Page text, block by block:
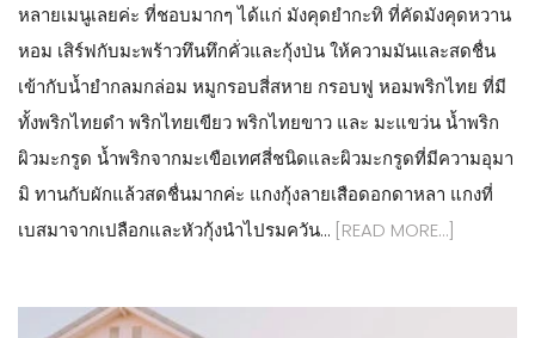
หลายเมนูเลยค่ะ ที่ชอบมากๆ ได้แก่ มังคุดยำกะทิ ที่คัดมังคุดหวาน
หอม เสิร์ฟกับมะพร้าวทึนทึกคั่วและกุ้งป่น ให้ความมันและสดชื่น
เข้ากับน้ำยำกลมกล่อม หมูกรอบสี่สหาย กรอบฟู หอมพริกไทย ที่มี
ทั้งพริกไทยดำ พริกไทยเขียว พริกไทยขาว และ มะแขว่น น้ำพริก
ผิวมะกรูด น้ำพริกจากมะเขือเทศสี่ชนิดและผิวมะกรูดที่มีความอุมา
มิ ทานกับผักแล้วสดชื่นมากค่ะ แกงกุ้งลายเสือดอกดาหลา แกงที่
เบสมาจากเปลือกและหัวกุ้งนำไปรมควัน… [READ MORE…]